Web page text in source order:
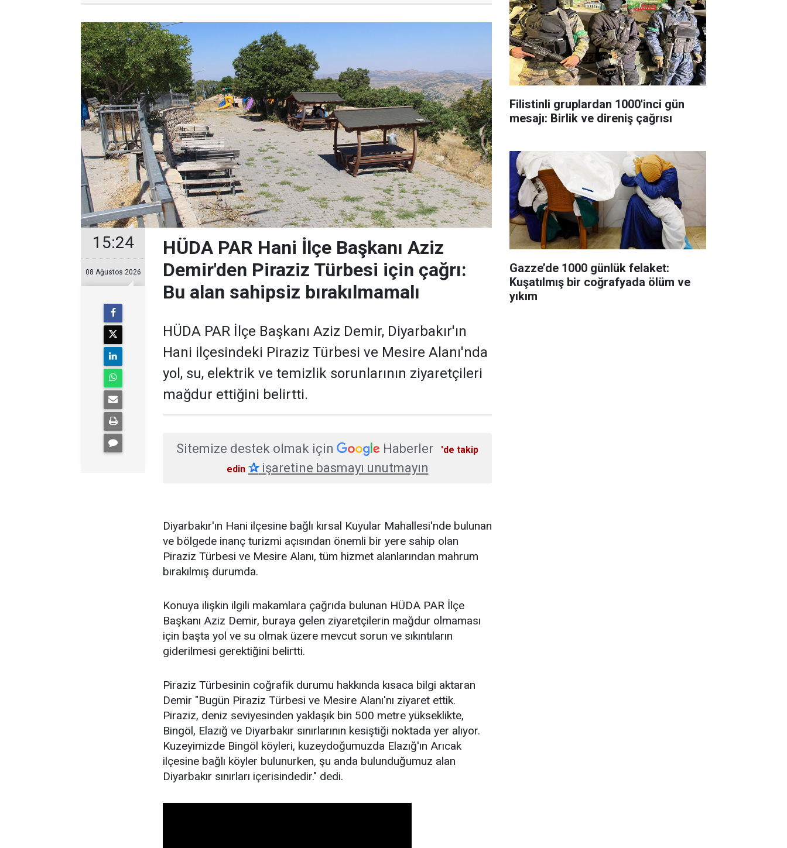
15:24
08 Ağustos 2026
HÜDA PAR Hani İlçe Başkanı Aziz
Demir'den Piraziz Türbesi için çağrı:
Bu alan sahipsiz bırakılmamalı
HÜDA PAR İlçe Başkanı Aziz Demir, Diyarbakır'ın
Hani ilçesindeki Piraziz Türbesi ve Mesire Alanı'nda
yol, su, elektrik ve temizlik sorunlarının ziyaretçileri
mağdur ettiğini belirtti.
Sitemize destek olmak için Haberler
'de takip
edin ✰işaretine basmayı unutmayın
Diyarbakır'ın Hani ilçesine bağlı kırsal Kuyular Mahallesi'nde bulunan
ve bölgede inanç turizmi açısından önemli bir yere sahip olan
Piraziz Türbesi ve Mesire Alanı, tüm hizmet alanlarından mahrum
bırakılmış durumda.
Konuya ilişkin ilgili makamlara çağrıda bulunan HÜDA PAR İlçe
Başkanı Aziz Demir, buraya gelen ziyaretçilerin mağdur olmaması
için başta yol ve su olmak üzere mevcut sorun ve sıkıntıların
giderilmesi gerektiğini belirtti.
Piraziz Türbesinin coğrafik durumu hakkında kısaca bilgi aktaran
Demir "Bugün Piraziz Türbesi ve Mesire Alanı'nı ziyaret ettik.
Piraziz, deniz seviyesinden yaklaşık bin 500 metre yükseklikte,
Bingöl, Elazığ ve Diyarbakır sınırlarının kesiştiği noktada yer alıyor.
Kuzeyimizde Bingöl köyleri, kuzeydoğumuzda Elazığ'ın Arıcak
ilçesine bağlı köyler bulunurken, şu anda bulunduğumuz alan
Diyarbakır sınırları içerisindedir." dedi.
Filistinli gruplardan 1000'inci gün
mesajı: Birlik ve direniş çağrısı
Gazze’de 1000 günlük felaket:
Kuşatılmış bir coğrafyada ölüm ve
yıkım